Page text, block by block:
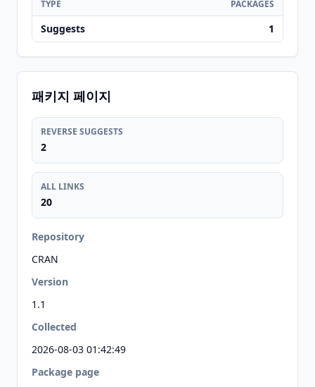
TYPE PACKAGES
Suggests 1
패키지 페이지
REVERSE SUGGESTS
2
ALL LINKS
20
Repository
CRAN
Version
1.1
Collected
2026-08-03 01:42:49
Package page